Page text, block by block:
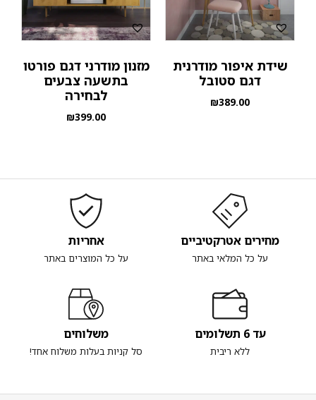
שידת איפור מודרנית
דגם סטובל
₪389.00
מזנון מודרני דגם פורטו
בתשעה צבעים
לבחירה
₪399.00
מחירים אטרקטיביים
על כל המלאי באתר
אחריות
על כל המוצרים באתר
עד 6 תשלומים
ללא ריבית
משלוחים
סל קניות בעלות משלוח אחד!